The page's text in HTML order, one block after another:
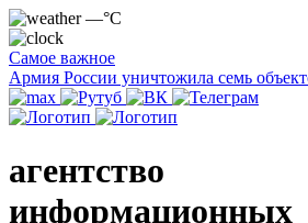
—°C
Самое важное
Армия России уничтожила семь
агентство
информационных